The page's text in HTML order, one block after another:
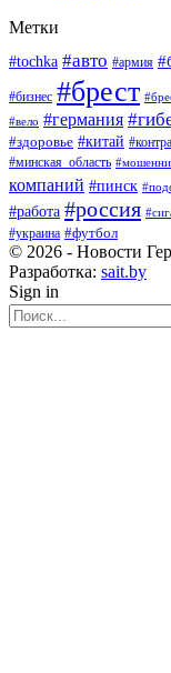
Метки
#tochka #авто #армия
#бизнес #брест
#вело #германия
#здоровье #китай
#минская_область
компаний #пинск
#работа #россия
#украина #футбол
© 2026 - Новости
Разработка: sait.by
Sign in